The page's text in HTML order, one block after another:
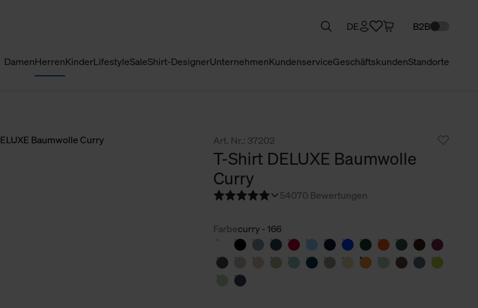
DamenHerrenKinderLifestyleSaleShirt-DesignerUnternehmenKundenserviceGeschäftskundenStandorte
DE B2B
Art. Nr.: 37202
T-Shirt DELUXE Baumwolle
Curry
54070 Bewertungen
Farbecurry - 166